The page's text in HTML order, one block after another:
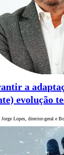
a
evolução
Lopes, director-geral e